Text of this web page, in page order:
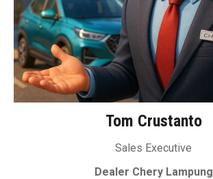
Tom Crustanto
Sales Executive
Dealer Chery Lampung